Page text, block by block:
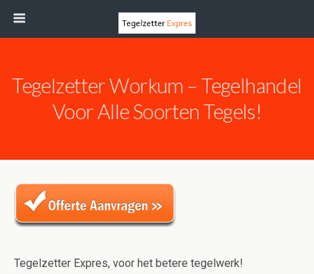
Tegelzetter Workum – Tegelhandel
Voor Alle Soorten Tegels!
Tegelzetter Expres, voor het betere tegelwerk!